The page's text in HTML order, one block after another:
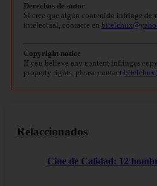
Derechos de autor
Si cree que algún contenido infringe
intelectual, contacte en
Copyright notice
If you believe any content infringes
property rights, please contact
Relaccionados
Cine de Calidad: 12